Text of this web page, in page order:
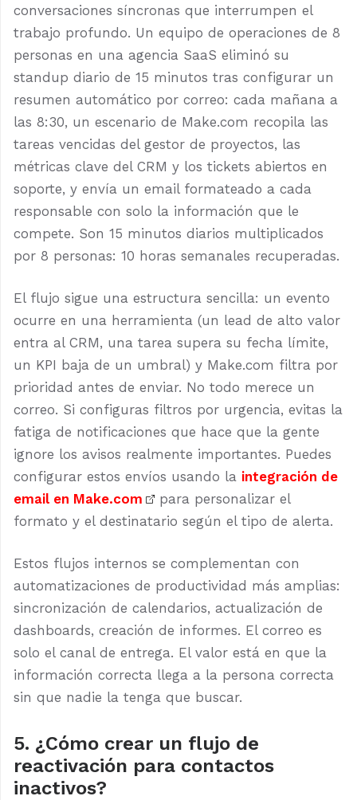
conversaciones síncronas que interrumpen el
trabajo profundo. Un equipo de operaciones de 8
personas en una agencia SaaS eliminó su
standup diario de 15 minutos tras configurar un
resumen automático por correo: cada mañana a
las 8:30, un escenario de Make.com recopila las
tareas vencidas del gestor de proyectos, las
métricas clave del CRM y los tickets abiertos en
soporte, y envía un email formateado a cada
responsable con solo la información que le
compete. Son 15 minutos diarios multiplicados
por 8 personas: 10 horas semanales recuperadas.
El flujo sigue una estructura sencilla: un evento
ocurre en una herramienta (un lead de alto valor
entra al CRM, una tarea supera su fecha límite,
un KPI baja de un umbral) y Make.com filtra por
prioridad antes de enviar. No todo merece un
correo. Si configuras filtros por urgencia, evitas la
fatiga de notificaciones que hace que la gente
ignore los avisos realmente importantes. Puedes
configurar estos envíos usando la integración de
email en Make.com
para personalizar el
formato y el destinatario según el tipo de alerta.
Estos flujos internos se complementan con
automatizaciones de productividad más amplias:
sincronización de calendarios, actualización de
dashboards, creación de informes. El correo es
solo el canal de entrega. El valor está en que la
información correcta llega a la persona correcta
sin que nadie la tenga que buscar.
5. ¿Cómo crear un flujo de
reactivación para contactos
inactivos?